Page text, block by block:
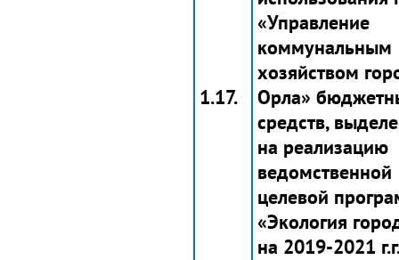
1.17.
«Управление
коммунальным
хозяйством
Орла»
средств,
на реализацию
ведомственной
целевой
«Экология
на 2019-2021